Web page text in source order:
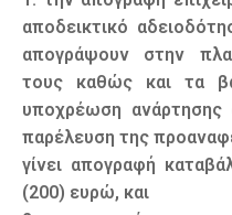
αποδεικτικό
απογράψουν στην
τους καθώς και τα
υποχρέωση ανάρτησης
παρέλευση της
γίνει απογραφή
(200) ευρώ, και